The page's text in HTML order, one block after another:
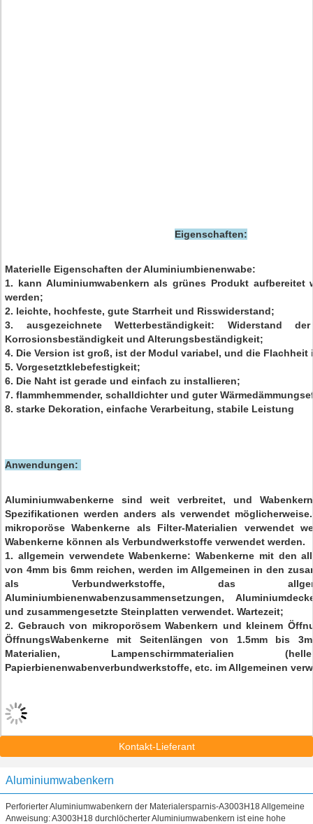
Eigenschaften:
Materielle Eigenschaften der Aluminiumbienenwabe:
1. kann Aluminiumwabenkern als grünes Produkt aufbereitet
werden;
2. leichte, hochfeste, gute Starrheit und Risswiderstand;
3. ausgezeichnete Wetterbeständigkeit: Widerstand
Korrosionsbeständigkeit und Alterungsbeständigkeit;
4. Die Version ist groß, ist der Modul variabel, und die Flachheit
5. Vorgesetztklebefestigkeit;
6. Die Naht ist gerade und einfach zu installieren;
7. flammhemmender, schalldichter und guter
8. starke Dekoration, einfache Verarbeitung, stabile Leistung
Anwendungen:
Aluminiumwabenkerne sind weit verbreitet, und
Spezifikationen werden anders als verwendet
mikroporöse Wabenkerne als Filter-Materialien verwendet
Wabenkerne können als Verbundwerkstoffe verwendet werden.
1. allgemein verwendete Wabenkerne: Wabenkerne mit den
von 4mm bis 6mm reichen, werden im Allgemeinen in den
als Verbundwerkstoffe, das
Aluminiumbienenwabenzusammensetzungen,
und zusammengesetzte Steinplatten verwendet. Wartezeit;
2. Gebrauch von mikroporösem Wabenkern und kleinem
ÖffnungsWabenkerne mit Seitenlängen von 1.5mm bis
Materialien, Lampenschirmmaterialien
Papierbienenwabenverbundwerkstoffe, etc. im Allgemeinen
Kontakt-Lieferant
Aluminiumwabenkern
Perforierter Aluminiumwabenkern der Materialersparnis-A3003H18 Allgemeine
Anweisung: A3003H18 durchlöcherter Aluminiumwabenkern ist eine hohe